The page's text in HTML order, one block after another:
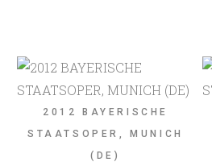
2012 BAYERISCHE
STAATSOPER, MUNICH
(DE)